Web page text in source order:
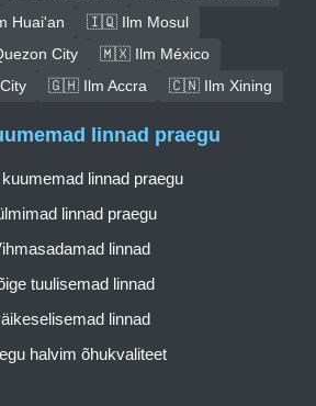
Huai'an
🇮🇶 Ilm Mosul
City
🇲🇽 Ilm México
🇬🇭 Ilm Accra 🇨🇳 Ilm Xining
linnad praegu
linnad praegu
linnad praegu
linnad
tuulisemad linnad
linnad
halvim õhukvaliteet